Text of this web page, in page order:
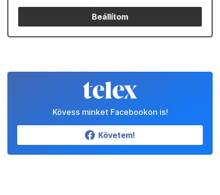
Beállítom
Kövess minket Facebookon is!
Követem!